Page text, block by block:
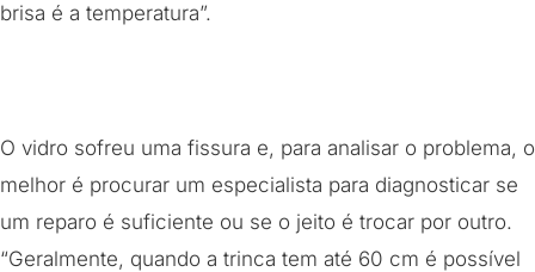
brisa é a temperatura”.
O vidro sofreu uma fissura e, para analisar o problema, o
melhor é procurar um especialista para diagnosticar se
um reparo é suficiente ou se o jeito é trocar por outro.
“Geralmente, quando a trinca tem até 60 cm é possível